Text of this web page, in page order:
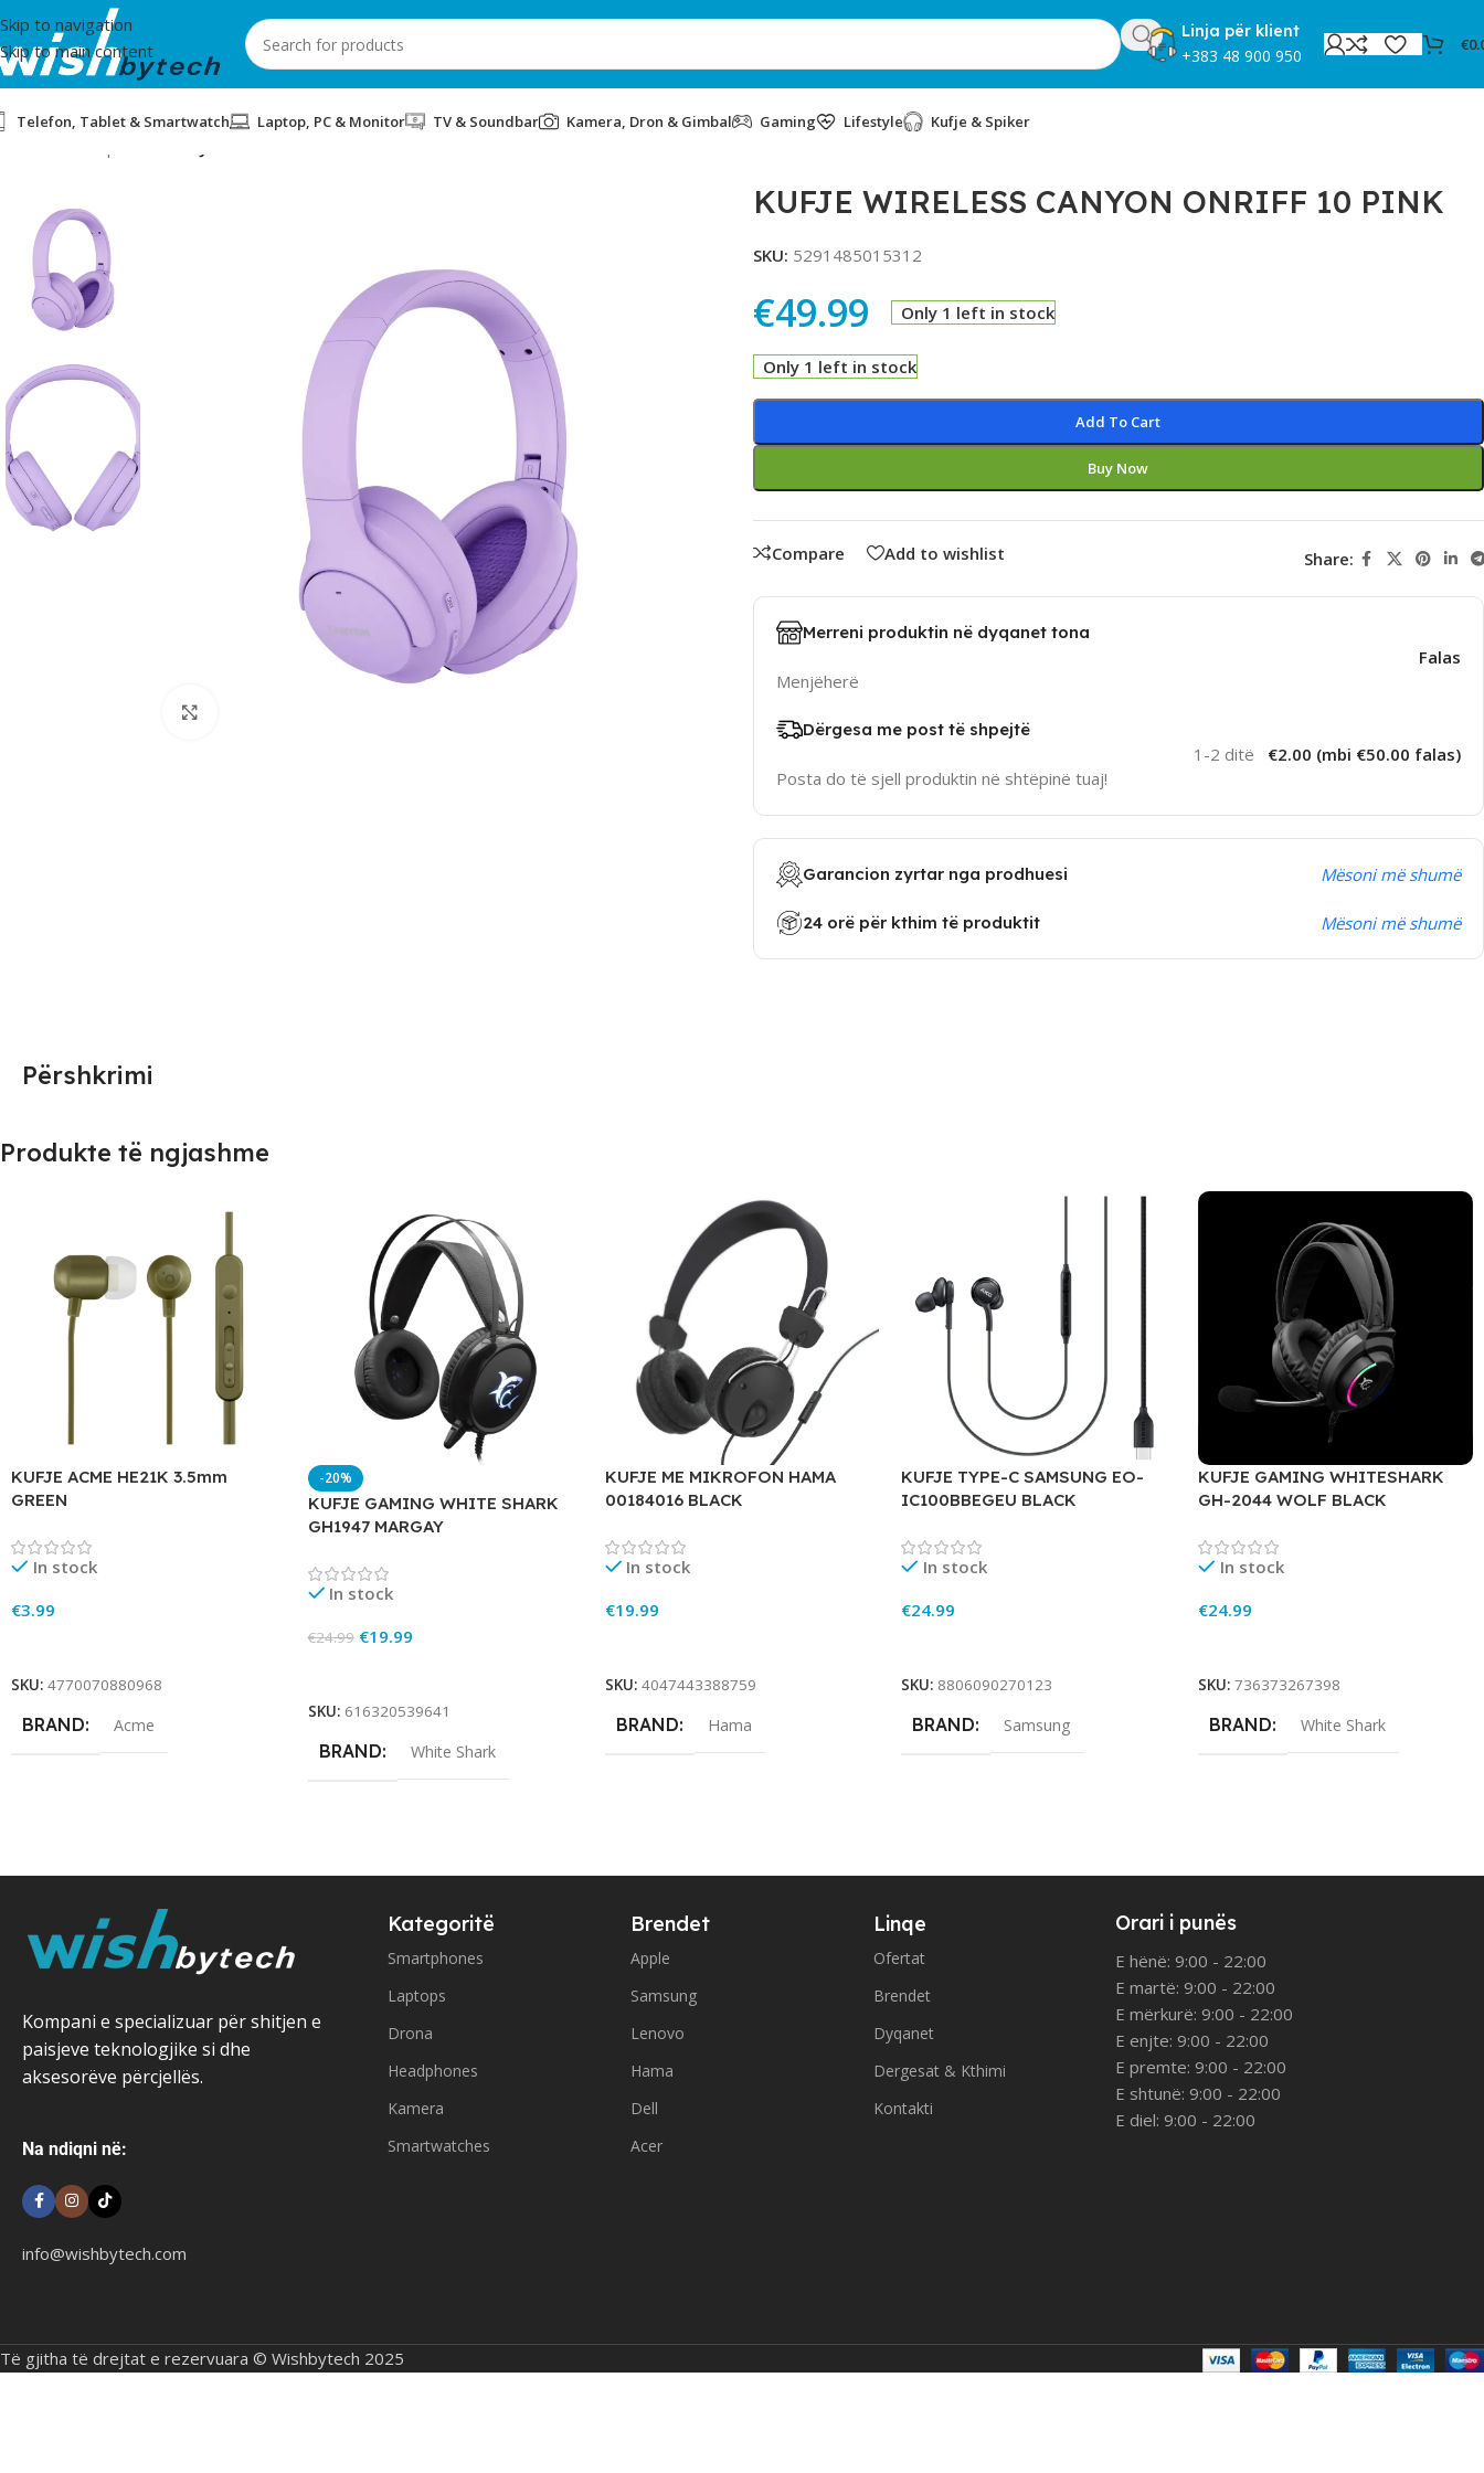
Skip to navigation
Skip to main content
Linja për klient
+383 48 900 950
€
Telefon, Tablet & Smartwatch Laptop, PC & Monitor TV & Soundbar Kamera, Dron & Gimbal Gaming Lifestyle Kufje & Spiker
KUFJE WIRELESS CANYON ONRIFF 10 PINK
SKU: 5291485015312
€49.99 Only 1 left in stock
Only 1 left in stock
Add To Cart
Buy Now
Compare Add to wishlist Share:
Merreni produktin në dyqanet tona
Menjëherë
Falas
Dërgesa me post të shpejtë
Posta do të sjell produktin në shtëpinë tuaj!
1-2 ditë €2.00 (mbi €50.00 falas)
Garancion zyrtar nga prodhuesi Mësoni më shumë
24 orë për kthim të produktit Mësoni më shumë
Përshkrimi
Produkte të ngjashme
KUFJE ACME HE21K 3.5mm
GREEN
In stock
€3.99
SKU: 4770070880968
BRAND Acme
-20%
KUFJE GAMING WHITE SHARK
GH1947 MARGAY
In stock
€24.99 €19.99
SKU: 616320539641
BRAND White Shark
KUFJE ME MIKROFON HAMA
00184016 BLACK
In stock
€19.99
SKU: 4047443388759
BRAND Hama
KUFJE TYPE-C SAMSUNG EO-
IC100BBEGEU BLACK
In stock
€24.99
SKU: 8806090270123
BRAND Samsung
KUFJE GAMING WHITESHARK
GH-2044 WOLF BLACK
In stock
€24.99
SKU:736373267398
BRAND White Shark
Kompani e specializuar për shitjen e
paisjeve teknologjike si dhe
aksesorëve përcjellës.
Na ndiqni në:
info@wishbytech.com
Kategoritë
Smartphones
Laptops
Drona
Headphones
Kamera
Smartwatches
Brendet
Apple
Samsung
Lenovo
Hama
Dell
Acer
Linqe
Ofertat
Brendet
Dyqanet
Dergesat & Kthimi
Kontakti
Orari i punës
E hënë: 9:00 - 22:00
E martë: 9:00 - 22:00
E mërkurë: 9:00 - 22:00
E enjte: 9:00 - 22:00
E premte: 9:00 - 22:00
E shtunë: 9:00 - 22:00
E diel: 9:00 - 22:00
Të gjitha të drejtat e rezervuara © Wishbytech 2025